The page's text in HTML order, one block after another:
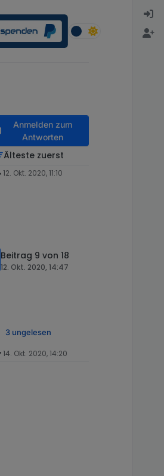
Anmelden zum
Antworten
Älteste zuerst
12. Okt. 2020, 11:10
Beitrag 9 von 18
12. Okt. 2020, 14:47
3 ungelesen
14. Okt. 2020, 14:20